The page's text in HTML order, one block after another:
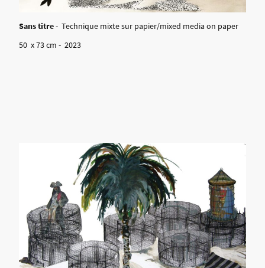
Sans titre- Technique mixte sur papier/mixed media on paper
50 x 73 cm - 2023